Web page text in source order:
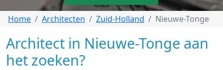
Home Architecten Zuid-Holland Nieuwe-Tonge
Architect in Nieuwe-Tonge aan
het zoeken?